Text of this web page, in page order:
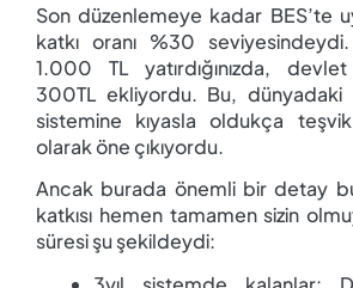
Son düzenlemeye kadar BES’te
katkı oranı %30
1.000 TL yatırdığınızda,
300TL ekliyordu. Bu,
sistemine kıyasla oldukça
olarak öne çıkıyordu.
Ancak burada önemli bir detay
katkısı hemen tamamen sizin
süresi şu şekildeydi: